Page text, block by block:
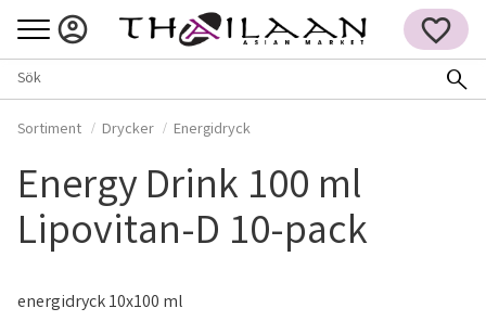
FAVORITER
Sortiment Drycker Energidryck
Energy Drink 100 ml
Lipovitan-D 10-pack
energidryck 10x100 ml